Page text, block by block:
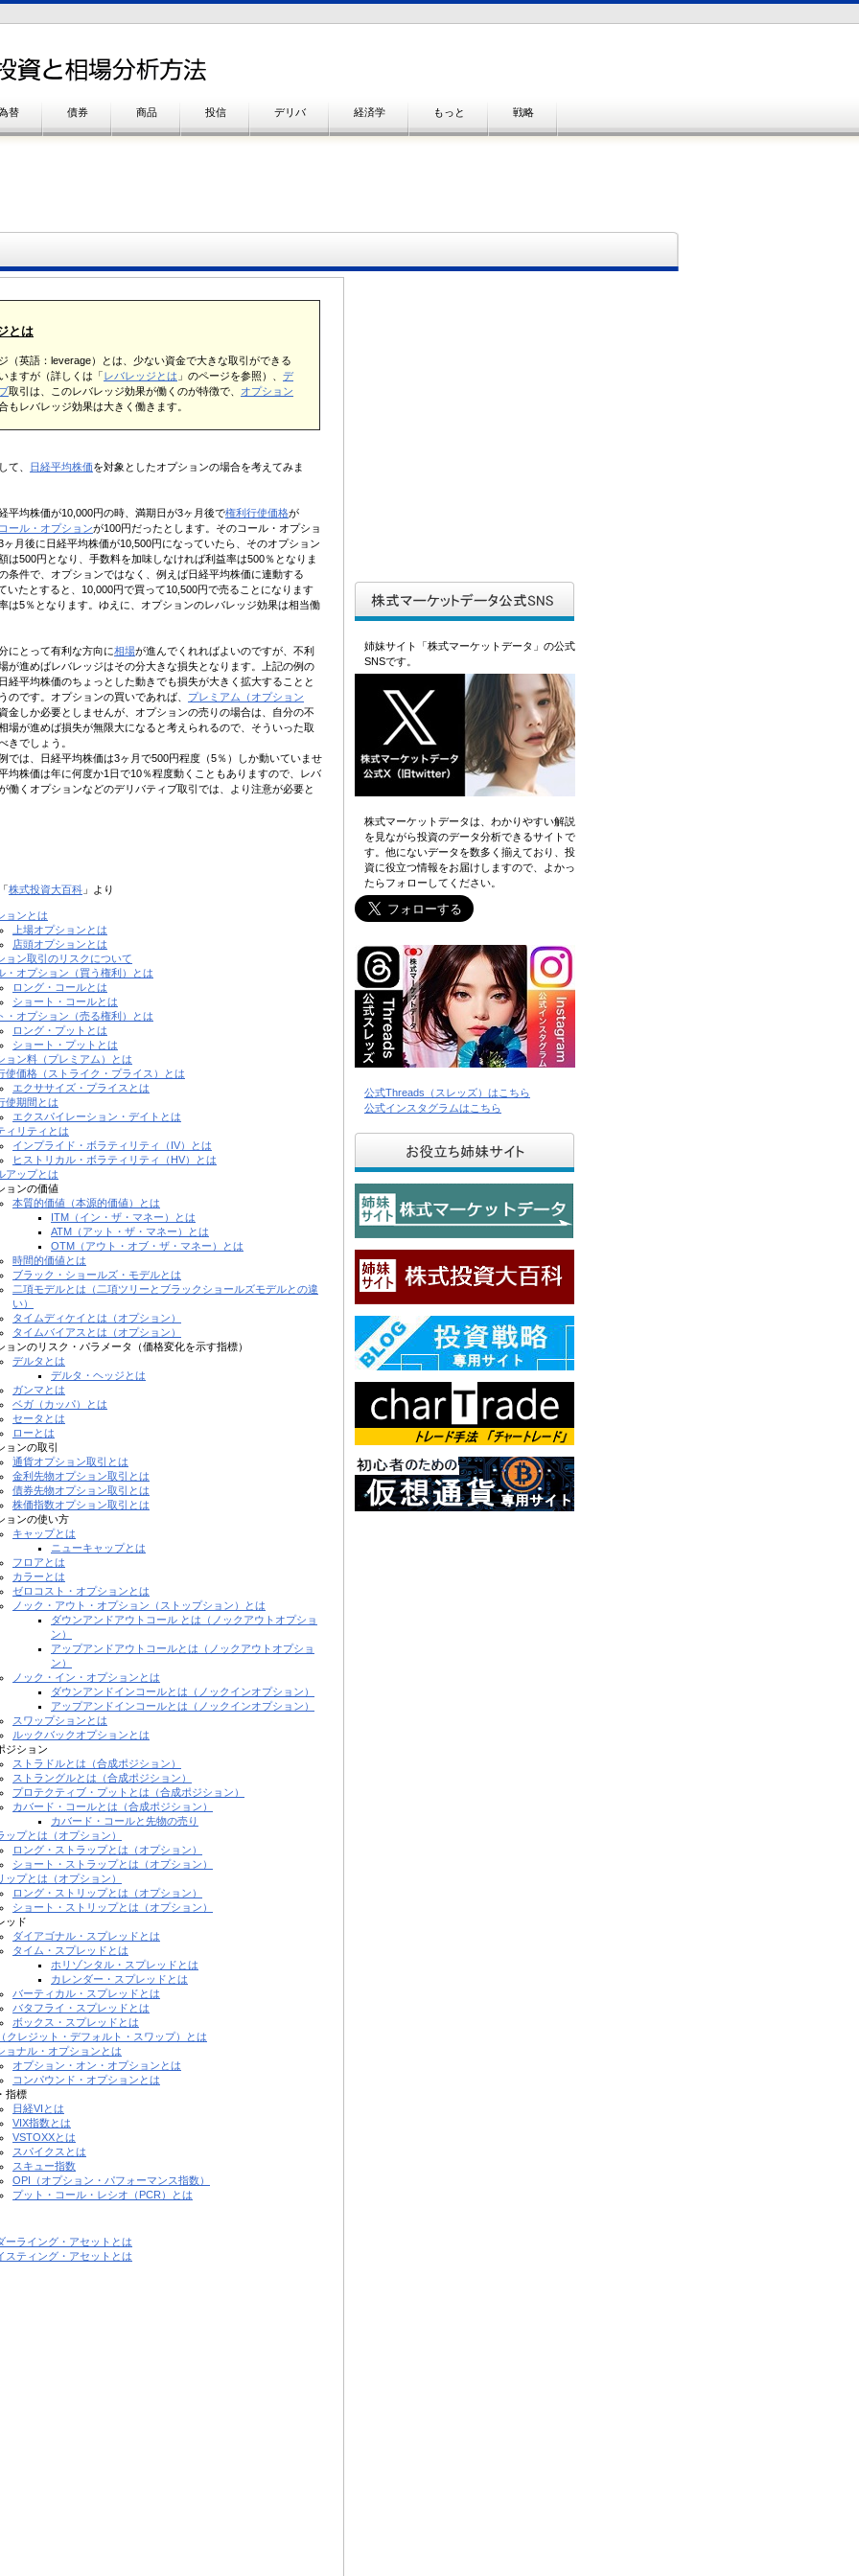
とは
（英語：leverage）とは、少ない資金で大きな取引ができる
ますが（詳しくは「レバレッジとは 」のページを参照）、 デ
取引は、このレバレッジ効果が働くのが特徴で、 オプション
もレバレッジ効果は大きく働きます。
て、 日経平均株価を対象としたオプションの場合を考えてみま
平均株価が10,000円の時、満期日が3ヶ月後で権利行使価格が
コール・オプションが100円だったとします。そのコール・オプショ
ヶ月後に日経平均株価が10,500円になっていたら、そのオプション
は500円となり、手数料を加味しなければ利益率は500％となりま
条件で、オプションではなく、例えば日経平均株価に連動する
いたとすると、10,000円で買って10,500円で売ることになります
は5％となります。ゆえに、オプションのレバレッジ効果は相当働
にとって有利な方向に相場が進んでくれればよいのですが、不利
が進めばレバレッジはその分大きな損失となります。上記の例の
経平均株価のちょっとした動きでも損失が大きく拡大することと
のです。オプションの買いであれば、 プレミアム（オプション
金しか必要としませんが、オプションの売りの場合は、自分の不
場が進めば損失が無限大になると考えられるので、そういった取
きでしょう。
では、日経平均株価は3ヶ月で500円程度（5％）しか動いていませ
均株価は年に何度か1日で10％程度動くこともありますので、レバ
働くオプションなどのデリバティブ取引では、より注意が必要と
株式投資大百科 」より
ョンとは
上場オプションとは
店頭オプションとは
ョン取引のリスクについて
・オプション（買う権利）とは
ロング・コールとは
ショート・コールとは
・オプション（売る権利）とは
ロング・プットとは
ショート・プットとは
ョン料（プレミアム）とは
使価格（ストライク・プライス）とは
エクササイズ・プライスとは
使期間とは
エクスパイレーション・デイトとは
ィリティとは
インプライド・ボラティリティ（IV）とは
ヒストリカル・ボラティリティ（HV）とは
アップとは
ョンの価値
本質的価値（本源的価値）とは
ITM（イン・ザ・マネー）とは
ATM（アット・ザ・マネー）とは
OTM（アウト・オブ・ザ・マネー）とは
時間的価値とは
ブラック・ショールズ・モデルとは
二項モデルとは（二項ツリーとブラックショールズモデルとの違
い）
タイムディケイとは（オプション）
タイムバイアスとは（オプション）
ョンのリスク・パラメータ（価格変化を示す指標）
デルタとは
デルタ・ヘッジとは
ガンマとは
ベガ（カッパ）とは
セータとは
ローとは
ョンの取引
通貨オプション取引とは
金利先物オプション取引とは
債券先物オプション取引とは
株価指数オプション取引とは
ョンの使い方
キャップとは
ニューキャップとは
フロアとは
カラーとは
ゼロコスト・オプションとは
ノック・アウト・オプション（ストップション）とは
ダウンアンドアウトコール とは（ノックアウトオプショ
ン）
アップアンドアウトコールとは（ノックアウトオプショ
ン）
ノック・イン・オプションとは
ダウンアンドインコールとは（ノックインオプション）
アップアンドインコールとは（ノックインオプション）
スワップションとは
ルックバックオプションとは
ジション
ストラドルとは（合成ポジション）
ストラングルとは（合成ポジション）
プロテクティブ・プットとは（合成ポジション）
カバード・コールとは（合成ポジション）
カバード・コールと先物の売り
ップとは（オプション）
ロング・ストラップとは（オプション）
ショート・ストラップとは（オプション）
ップとは（オプション）
ロング・ストリップとは（オプション）
ショート・ストリップとは（オプション）
ッド
ダイアゴナル・スプレッドとは
タイム・スプレッドとは
ホリゾンタル・スプレッドとは
カレンダー・スプレッドとは
バーティカル・スプレッドとは
バタフライ・スプレッドとは
ボックス・スプレッドとは
クレジット・デフォルト・スワップ）とは
ョナル・オプションとは
オプション・オン・オプションとは
コンパウンド・オプションとは
指標
日経VIとは
VIX指数とは
VSTOXXとは
スパイクスとは
スキュー指数
OPI（オプション・パフォーマンス指数）
プット・コール・レシオ（PCR）とは
ーライング・アセットとは
スティング・アセットとは
姉妹サイト「株式マーケットデータ」の公式
SNSです。
株式マーケットデータは、わかりやすい解説
を見ながら投資のデータ分析できるサイトで
す。他にないデータを数多く揃えており、投
資に役立つ情報をお届けしますので、よかっ
たらフォローしてください。
公式Threads（スレッズ）はこちら
公式インスタグラムはこちら
替 債券 商品 投信 デリバ 経済学 もっと 戦略